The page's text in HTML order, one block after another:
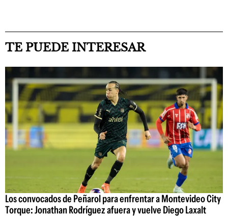
TE PUEDE INTERESAR
Los convocados de Peñarol para enfrentar a Montevideo City
Torque: Jonathan Rodríguez afuera y vuelve Diego Laxalt